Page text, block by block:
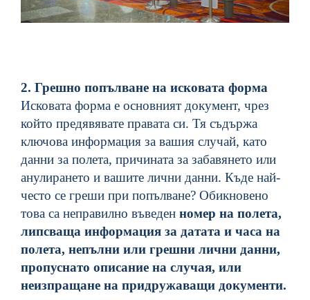
2. Грешно попълване на исковата форма
Исковата форма е основният документ, чрез
който предявявате правата си. Тя съдържа
ключова информация за вашия случай, като
данни за полета, причината за забавянето или
анулирането и вашите лични данни. Къде най-
често се греши при попълване? Обикновено
това са неправилно въведен номер на полета,
липсваща информация за датата и часа на
полета, непълни или грешни лични данни,
пропуснато описание на случая, или
неизпращане на придружаващи документи.